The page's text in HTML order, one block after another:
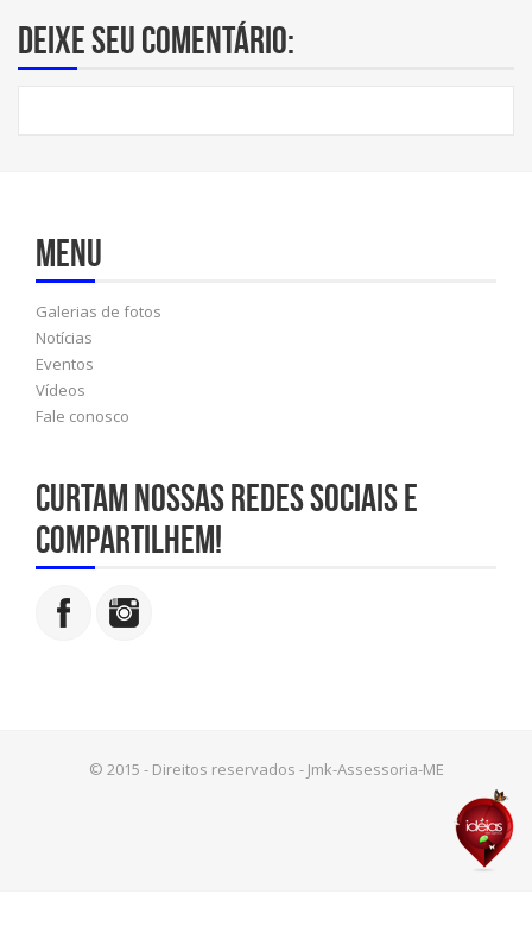
Deixe seu comentário:
Menu
Galerias de fotos
Notícias
Eventos
Vídeos
Fale conosco
Curtam nossas redes sociais e
compartilhem!
© 2015 - Direitos reservados - Jmk-Assessoria-ME